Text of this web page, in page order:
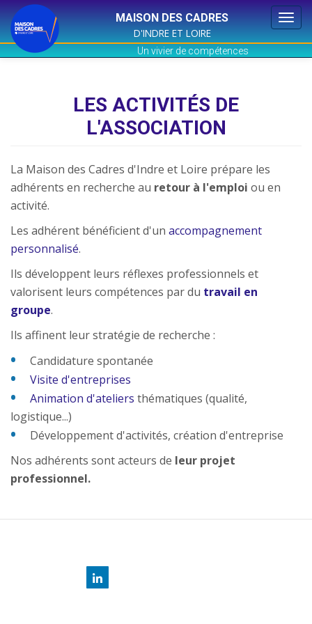
Aller
MAISON DES CADRES
D'INDRE ET LOIRE
Un vivier de compétences
LES ACTIVITÉS DE
L'ASSOCIATION
La Maison des Cadres d'Indre et Loire prépare les
adhérents en recherche au retour à l'emploi ou en
activité.
Les adhérent bénéficient d'un accompagnement
personnalisé.
Ils développent leurs réflexes professionnels et
valorisent leurs compétences par du travail en
groupe.
Ils affinent leur stratégie de recherche :
Candidature spontanée
Visite d'entreprises
Animation d'ateliers thématiques (qualité,
logistique...)
Développement d'activités, création d'entreprise
Nos adhérents sont acteurs de leur projet
professionnel.